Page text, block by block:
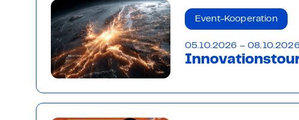
Event-Kooperation
05.10.2026 –